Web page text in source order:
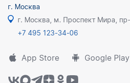
г. Москва
+7 495 123-34-06
App Store Google Play